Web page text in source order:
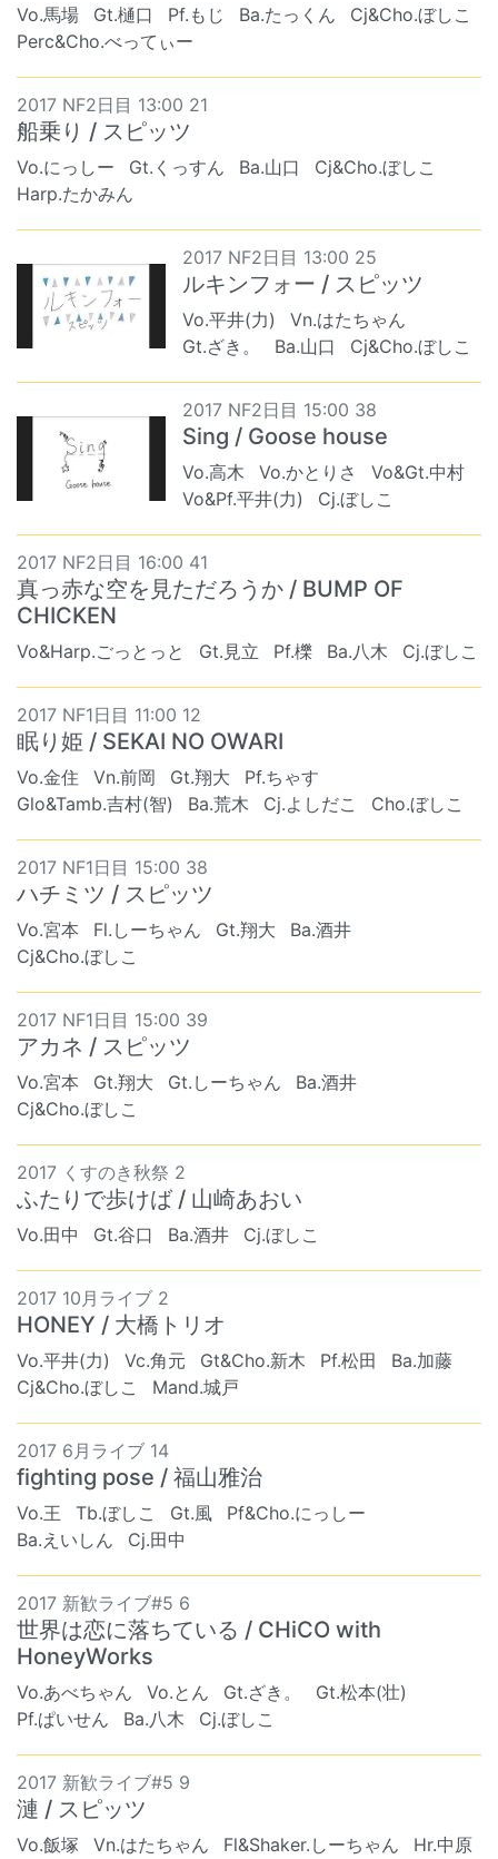
Vo.馬場 Gt.樋口 Pf.もじ Ba.たっくん
Cj&Cho.ぼしこ
Perc&Cho.べってぃー
2017 NF2日目 13:00 21
船乗り / スピッツ
Vo.にっしー Gt.くっすん Ba.山口
Cj&Cho.ぼしこ
Harp.たかみん
2017 NF2日目 13:00 25
ルキンフォー / スピッツ
Vo.平井(力)
Vn.はたちゃん
Gt.ざき。
Ba.山口 Cj&Cho.ぼしこ
2017 NF2日目 15:00 38
Sing / Goose house
Vo.高木 Vo.かとりさ
Vo&Gt.中村
Vo&Pf.平井(力)
Cj.ぼしこ
2017 NF2日目 16:00 41
真っ赤な空を見ただろうか / BUMP OF
CHICKEN
Vo&Harp.ごっとっと Gt.見立 Pf.櫟 Ba.八木 Cj.ぼしこ
2017 NF1日目 11:00 12
眠り姫 / SEKAI NO OWARI
Vo.金住 Vn.前岡 Gt.翔大
Pf.ちゃす
Glo&Tamb.吉村(智)
Ba.荒木 Cj.よしだこ Cho.ぼしこ
2017 NF1日目 15:00 38
ハチミツ / スピッツ
Vo.宮本 Fl.しーちゃん Gt.翔大
Ba.酒井
Cj&Cho.ぼしこ
2017 NF1日目 15:00 39
アカネ / スピッツ
Vo.宮本 Gt.翔大 Gt.しーちゃん
Ba.酒井
Cj&Cho.ぼしこ
2017 くすのき秋祭 2
ふたりで歩けば / 山崎あおい
Vo.田中 Gt.谷口 Ba.酒井 Cj.ぼしこ
2017 10月ライブ 2
HONEY / 大橋トリオ
Vo.平井(力) Vc.角元 Gt&Cho.新木 Pf.松田
Ba.加藤
Cj&Cho.ぼしこ
Mand.城戸
2017 6月ライブ 14
fighting pose / 福山雅治
Vo.王 Tb.ぼしこ Gt.風
Pf&Cho.にっしー
Ba.えいしん
Cj.田中
2017 新歓ライブ#5 6
世界は恋に落ちている / CHiCO with
HoneyWorks
Vo.あべちゃん Vo.とん Gt.ざき。
Gt.松本(壮)
Pf.ぱいせん
Ba.八木 Cj.ぼしこ
2017 新歓ライブ#5 9
漣 / スピッツ
Vo.飯塚 Vn.はたちゃん Fl&Shaker.しーちゃん
Hr.中原